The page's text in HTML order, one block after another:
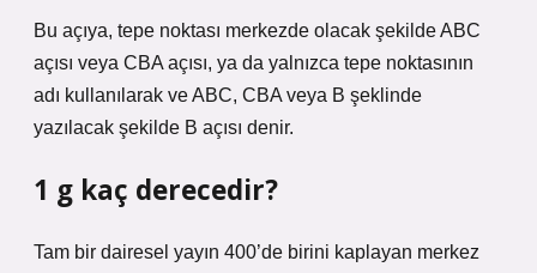
Bu açıya, tepe noktası merkezde olacak şekilde ABC
açısı veya CBA açısı, ya da yalnızca tepe noktasının
adı kullanılarak ve ABC, CBA veya B şeklinde
yazılacak şekilde B açısı denir.
1 g kaç derecedir?
Tam bir dairesel yayın 400’de birini kaplayan merkez